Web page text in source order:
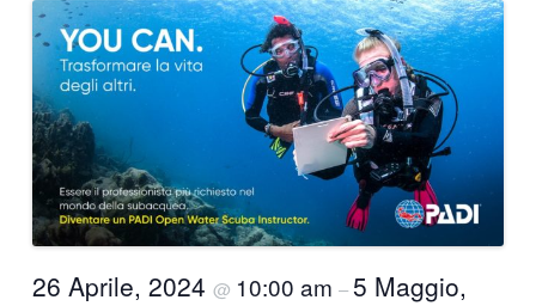
26 Aprile, 2024@ 10:00 am– 5 Maggio,